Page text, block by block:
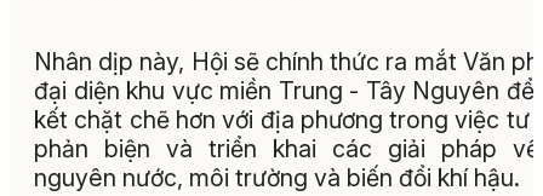
Nhân dịp này, Hội sẽ chính thức ra mắt Văn
đại diện khu vực miền Trung - Tây Nguyên để
kết chặt chẽ hơn với địa phương trong việc tư
phản biện và triển khai các giải pháp
nguyên nước, môi trường và biến đổi khí hậu.